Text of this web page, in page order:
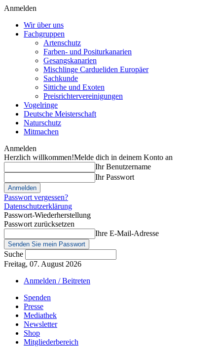
Anmelden
Wir über uns
Fachgruppen
Artenschutz
Farben- und Positurkanarien
Gesangskanarien
Mischlinge Cardueliden Europäer
Sachkunde
Sittiche und Exoten
Preisrichtervereinigungen
Vogelringe
Deutsche Meisterschaft
Naturschutz
Mitmachen
Anmelden
Herzlich willkommen!Melde dich in deinem Konto an
Ihr Benutzername
Ihr Passwort
Passwort vergessen?
Datenschutzerklärung
Passwort-Wiederherstellung
Passwort zurücksetzen
Ihre E-Mail-Adresse
Suche
Freitag, 07. August 2026
Anmelden / Beitreten
Spenden
Presse
Mediathek
Newsletter
Shop
Mitgliederbereich